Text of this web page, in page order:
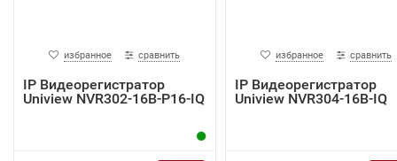
избранное сравнить
IP Видеорегистратор
Uniview NVR302-16B-P16-IQ
избранное сравнить
IP Видеорегистратор
Uniview NVR304-16B-IQ